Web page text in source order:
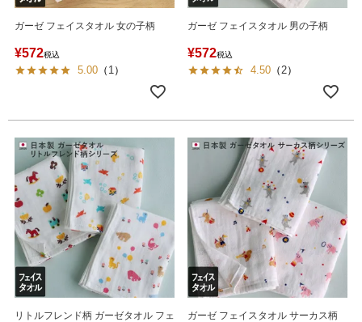
ガーゼ フェイスタオル 女の子柄
¥572税込
5.00 （ 1 ）
ガーゼ フェイスタオル 男の子柄
¥572税込
4.50 （ 2）
リトルフレンド柄 ガーゼタオル フェ
ガーゼ フェイスタオル サーカス柄